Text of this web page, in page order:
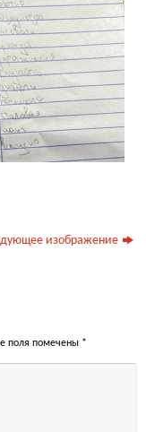
изображение
поля помечены *